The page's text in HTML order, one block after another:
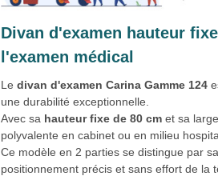
Divan d'examen hauteur
l'examen médical
Le divan d'examen Carina Gamme 124
une durabilité exceptionnelle.
Avec sa hauteur fixe de 80 cm et sa
polyvalente en cabinet ou en milieu
Ce modèle en 2 parties se distingue par
positionnement précis et sans effort de la